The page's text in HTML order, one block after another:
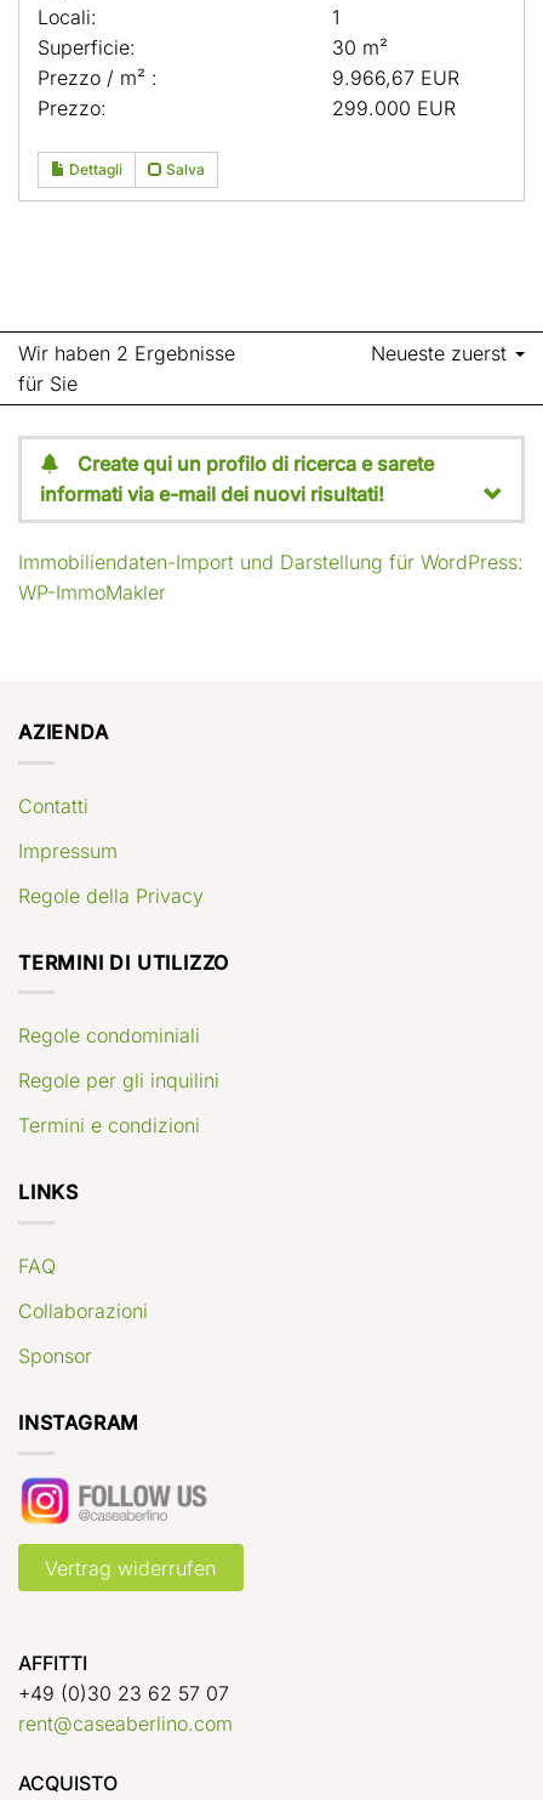
Locali:
1
Superficie:
30 m²
Prezzo / m² :
9.966,67 EUR
Prezzo:
299.000 EUR
Dettagli Salva
Wir haben 2 Ergebnisse
für Sie
Neueste zuerst
Create qui un profilo di ricerca e sarete
informati via e-mail dei nuovi risultati!
Immobiliendaten-Import und Darstellung für WordPress:
WP-ImmoMakler
AZIENDA
Contatti
Impressum
Regole della Privacy
TERMINI DI UTILIZZO
Regole condominiali
Regole per gli inquilini
Termini e condizioni
LINKS
FAQ
Collaborazioni
Sponsor
INSTAGRAM
Vertrag widerrufen
AFFITTI
+49 (0)30 23 62 57 07
rent@caseaberlino.com
ACQUISTO